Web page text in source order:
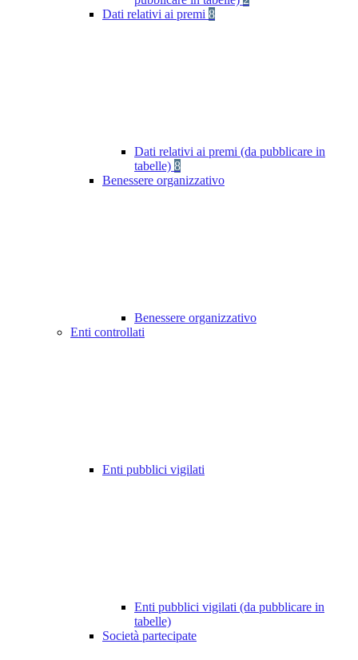
Dati relativi ai premi 8
Dati relativi ai premi (da pubblicare in
tabelle) 8
Benessere organizzativo
Benessere organizzativo
Enti controllati
Enti pubblici vigilati
Enti pubblici vigilati (da pubblicare in
tabelle)
Società partecipate